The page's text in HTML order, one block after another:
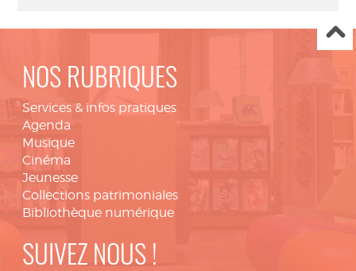
NOS RUBRIQUES
Services & infos pratiques
Agenda
Musique
Cinéma
Jeunesse
Collections patrimoniales
Bibliothèque numérique
SUIVEZ NOUS !